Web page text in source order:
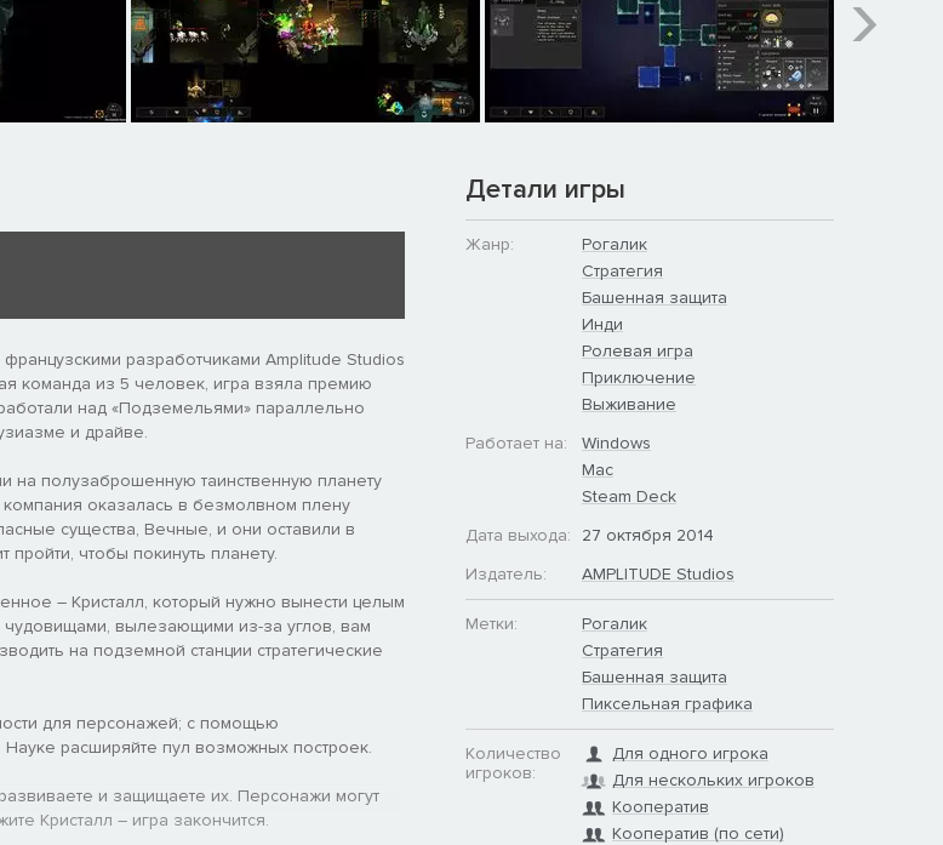
разработчиками Amplitude Studios
команда из 5 человек, игра взяла премию
над «Подземельями» параллельно
и драйве.
на полузаброшенную таинственную планету
оказалась в безмолвном плену
существа, Вечные, и они оставили в
чтобы покинуть планету.
– Кристалл, который нужно вынести целым
чудовищами, вылезающими из-за углов, вам
на подземной станции стратегические
для персонажей; с помощью
расширяйте пул возможных построек.
и защищаете их. Персонажи могут
Кристалл – игра закончится.
Детали игры
Жанр:
Рогалик
Стратегия
Башенная защита
Инди
Ролевая игра
Приключение
Выживание
Работает на:
Windows
Mac
Steam Deck
Дата выхода:
27 октября 2014
Издатель:
AMPLITUDE Studios
Метки:
Рогалик
Стратегия
Башенная защита
Пиксельная графика
Количество
игроков:
Для одного игрока
Для нескольких игроков
Кооператив
Кооператив (по сети)